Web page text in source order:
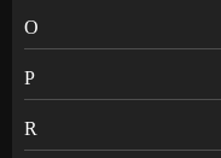
O
P
R